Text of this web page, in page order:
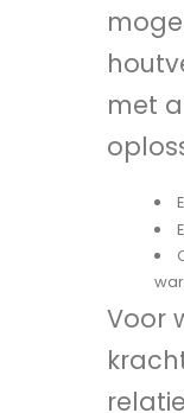
met
Voor